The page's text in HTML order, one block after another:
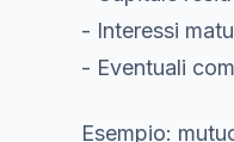
- Interessi
- Eventuali
Esempio: